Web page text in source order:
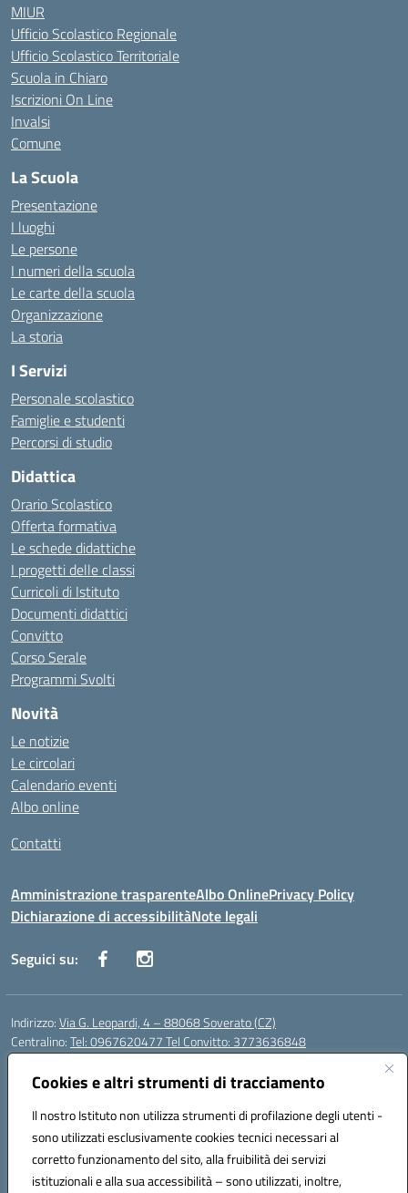
Cookies e altri strumenti di tracciamento
Il nostro Istituto non utilizza strumenti di profilazione degli utenti -
sono utilizzati esclusivamente cookies tecnici necessari al
corretto funzionamento del sito, alla fruibilità dei servizi
istituzionali e alla sua accessibilità – sono utilizzati, inoltre,
MIUR
Ufficio Scolastico Regionale
Ufficio Scolastico Territoriale
Scuola in Chiaro
Iscrizioni On Line
Invalsi
Comune
La Scuola
Presentazione
I luoghi
Le persone
I numeri della scuola
Le carte della scuola
Organizzazione
La storia
I Servizi
Personale scolastico
Famiglie e studenti
Percorsi di studio
Didattica
Orario Scolastico
Offerta formativa
Le schede didattiche
I progetti delle classi
Curricoli di Istituto
Documenti didattici
Convitto
Corso Serale
Programmi Svolti
Novità
Le notizie
Le circolari
Calendario eventi
Albo online
Contatti
Amministrazione trasparenteAlbo OnlinePrivacy Policy
Dichiarazione di accessibilitàNote legali
Seguici su:
Indirizzo:Via G. Leopardi, 4 – 88068 Soverato (CZ)
Centralino:Tel: 0967620477 Tel Convitto: 3773636848
Email:
Posta elettronica certificata (PEC):czrh04000q@pec.istruzione.it
Codice fiscale: 84000690796
Codice meccanografico:CZRH04000Q
Codice Indice delle Pubbliche Amministrazioni (IPA): istsc_czrh04000q
Codice unico di fatturazione (CUF): UF9M13